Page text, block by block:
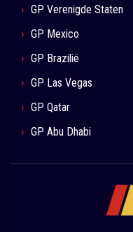
GP Verenigde Staten
GP Mexico
GP Brazilië
GP Las Vegas
GP Qatar
GP Abu Dhabi